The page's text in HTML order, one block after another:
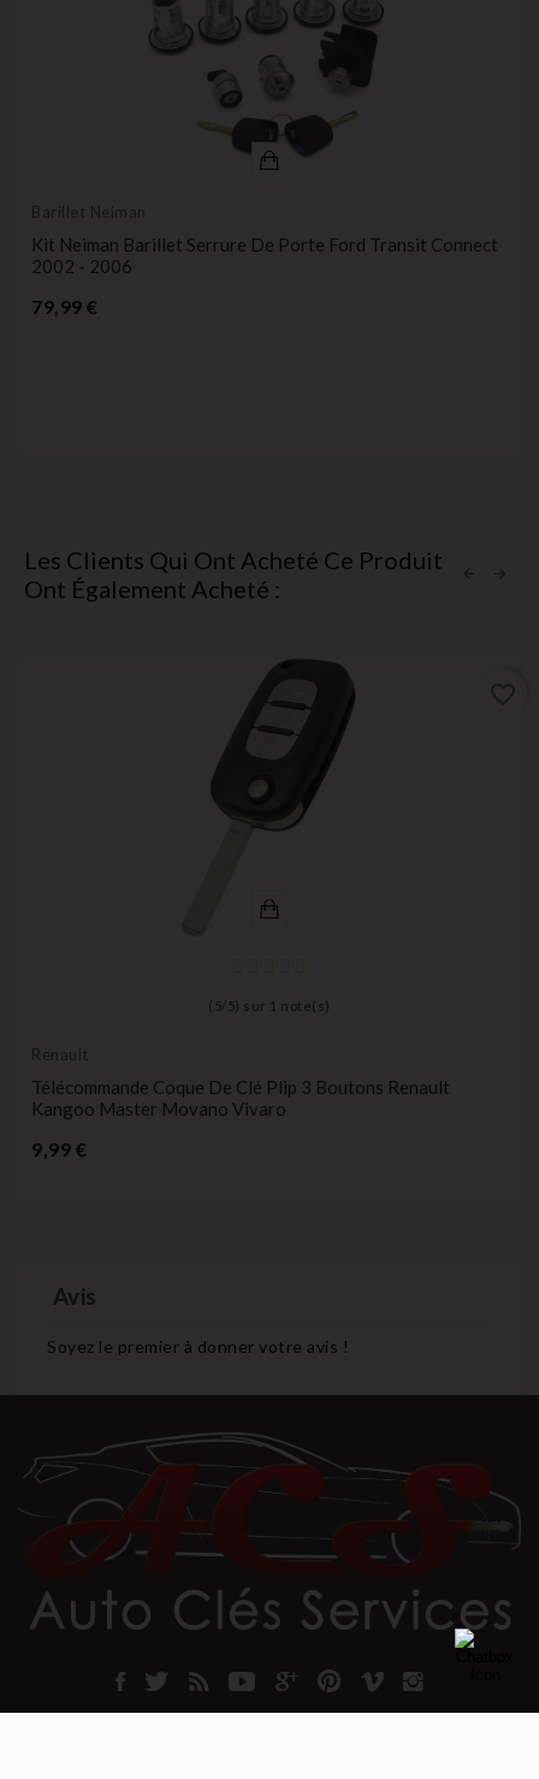
Barillet Neiman
Kit Neiman Barillet Serrure De Porte Ford Transit Connect
2002 - 2006
79,99 €
Les Clients Qui Ont Acheté Ce Produit
Ont Également Acheté :
( 5/ 5) sur 1 note(s)
Renault
Télécommande Coque De Clé Plip 3 Boutons Renault
Kangoo Master Movano Vivaro
9,99 €
Avis
Soyez le premier à donner votre avis !